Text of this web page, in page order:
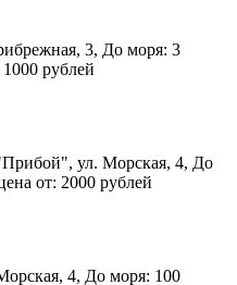
3, До моря: 3
рублей
ул. Морская, 4, До
от: 2000 рублей
4, До моря: 100